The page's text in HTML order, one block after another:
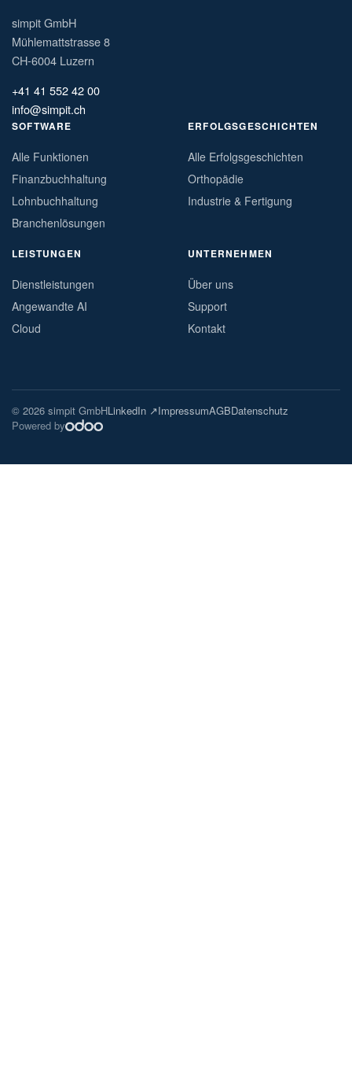
simpit GmbH
Mühlemattstrasse 8
CH-6004 Luzern
+41 41 552 42 00
info@simpit.ch
SOFTWARE
Alle Funktionen
Finanzbuchhaltung
Lohnbuchhaltung
Branchenlösungen
ERFOLGSGESCHICHTEN
Alle Erfolgsgeschichten
Orthopädie
Industrie & Fertigung
LEISTUNGEN
Dienstleistungen
Angewandte AI
Cloud
UNTERNEHMEN
Über uns
Support
Kontakt
© 2026 simpit GmbHLinkedIn ↗ImpressumAGBDatenschutz
Powered by